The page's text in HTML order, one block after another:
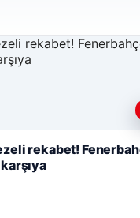
daha iyi
Et
rekabet!